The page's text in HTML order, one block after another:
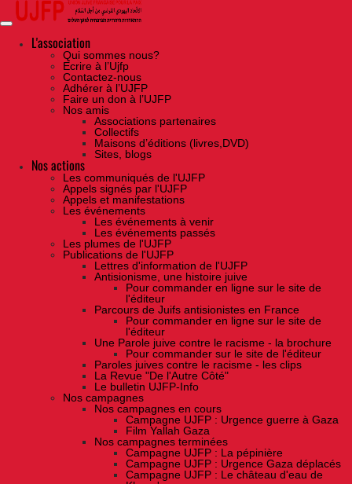
Skip
the
contentL'association
Qui sommes nous?
Ecrire à l’Ujfp
Contactez-nous
Adhérer à l’UJFP
Faire un don à l’UJFP
Nos amis
Associations partenaires
Collectifs
Maisons d’éditions (livres,DVD)
Sites, blogs
Nos actions
Les communiqués de l'UJFP
Appels signés par l'UJFP
Appels et manifestations
Les événements
Les événements à venir
Les événements passés
Les plumes de l'UJFP
Publications de l'UJFP
Lettres d'information de l'UJFP
Antisionisme, une histoire juive
Pour commander en ligne sur le site de
l'éditeur
Parcours de Juifs antisionistes en France
Pour commander en ligne sur le site de
l'éditeur
Une Parole juive contre le racisme - la brochure
Pour commander sur le site de l'éditeur
Paroles juives contre le racisme - les clips
La Revue "De l'Autre Côté"
Le bulletin UJFP-Info
Nos campagnes
Nos campagnes en cours
Campagne UJFP : Urgence guerre à Gaza
Film Yallah Gaza
Nos campagnes terminées
Campagne UJFP : La pépinière
Campagne UJFP : Urgence Gaza déplacés
Campagne UJFP : Le château d'eau de